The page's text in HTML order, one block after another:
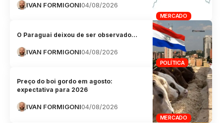
MERCADO
IVAN FORMIGONI04/08/2026
POLÍTICA
O Paraguai deixou de ser observado…
IVAN FORMIGONI04/08/2026
MERCADO
Preço do boi gordo em agosto:
expectativa para 2026
IVAN FORMIGONI04/08/2026